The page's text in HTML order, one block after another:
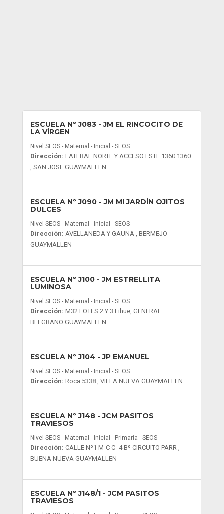
ESCUELA Nº J083- JM EL RINCOCITO DE
LA VÍRGEN
Nivel SEOS - Maternal - Inicial - SEOS
Dirección: LATERAL NORTE Y ACCESO ESTE 1360 1360
, SAN JOSE GUAYMALLEN
ESCUELA Nº J090- JM MI JARDÍN OJITOS
DULCES
Nivel SEOS - Maternal - Inicial - SEOS
Dirección: AVELLANEDA Y GAUNA , BERMEJO
GUAYMALLEN
ESCUELA Nº J100- JM ESTRELLITA
LUMINOSA
Nivel SEOS - Maternal - Inicial - SEOS
Dirección: M32 LOTES 2 Y 3 Lihue, GENERAL
BELGRANO GUAYMALLEN
ESCUELA Nº J104 - JP EMANUEL
Nivel SEOS - Maternal - Inicial - SEOS
Dirección: Roca 5338 , VILLA NUEVA GUAYMALLEN
ESCUELA Nº J148- JCM PASITOS
TRAVIESOS
Nivel SEOS - Maternal - Inicial - Primaria - SEOS
Dirección: CALLE Nº1 M-C C- 4 Bº CIRCUITO PARR ,
BUENA NUEVA GUAYMALLEN
ESCUELA Nº J148/1- JCM PASITOS
TRAVIESOS